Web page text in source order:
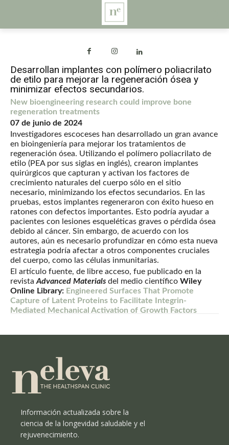
Desarrollan implantes con polímero poliacrilato
de etilo para mejorar la regeneración ósea y
minimizar efectos secundarios.
New bioengineering research could improve bone
regeneration treatments
07 de junio de 2024
Investigadores escoceses han desarrollado un gran avance
en bioingeniería para mejorar los tratamientos de
regeneración ósea. Utilizando el polímero poliacrilato de
etilo (PEA por sus siglas en inglés), crearon implantes
quirúrgicos que capturan y activan los factores de
crecimiento naturales del cuerpo sólo en el sitio
necesario, minimizando los efectos secundarios. En las
pruebas, estos implantes regeneraron con éxito hueso en
ratones con defectos importantes. Esto podría ayudar a
pacientes con lesiones esqueléticas graves o pérdida ósea
debido al cáncer. Sin embargo, de acuerdo con los
autores, aún es necesario profundizar en cómo esta nueva
estrategia podría afectar a otros componentes cruciales
del cuerpo, como las células inmunitarias.
El artículo fuente, de libre acceso, fue publicado en la
revista Advanced Materials del medio científico Wiley
Online Library: Engineered Surfaces That Promote
Capture of Latent Proteins to Facilitate Integrin-
Mediated Mechanical Activation of Growth Factors
Información actualizada sobre la
ciencia de la longevidad saludable y el
rejuvenecimiento.